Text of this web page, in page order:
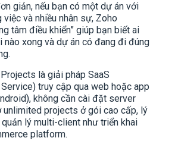
giản, nếu bạn có một dự án với
việc và nhiều nhân sự, Zoho
tâm điều khiển” giúp bạn biết ai
nào xong và dự án có đang đi đúng
là giải pháp SaaS
truy cập qua web hoặc app
không cần cài đặt server
unlimited projects ở gói cao cấp, lý
lý multi-client như triển khai
platform.​